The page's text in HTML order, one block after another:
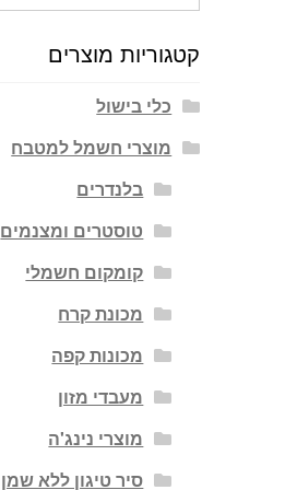
קטגוריות מוצרים
כלי בישול
מוצרי חשמל למטבח
בלנדרים
טוסטרים ומצנמים
קומקום חשמלי
מכונת קרח
מכונות קפה
מעבדי מזון
מוצרי נינג'ה
סיר טיגון ללא שמן